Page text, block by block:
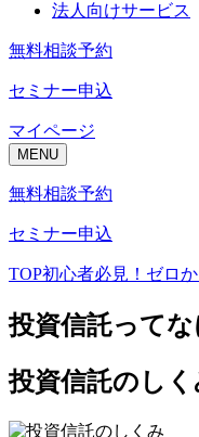
法人向けサービス
無料相談予約
セミナー申込
マイページ
MENU
無料相談予約
セミナー申込
TOP初心者必見！ゼロ
投資信託ってな
投資信託のしく